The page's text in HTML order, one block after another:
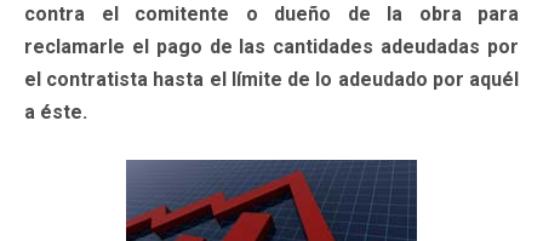
contra el comitente o dueño de la obra para
reclamarle el pago de las cantidades adeudadas por
el contratista hasta el límite de lo adeudado por aquél
a éste.